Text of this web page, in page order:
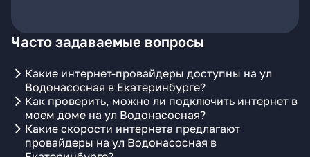
Часто задаваемые вопросы
Какие интернет-провайдеры доступны на ул
Водонасосная в Екатеринбурге?
Как проверить, можно ли подключить интернет в
моем доме на ул Водонасосная?
Какие скорости интернета предлагают
провайдеры на ул Водонасосная в